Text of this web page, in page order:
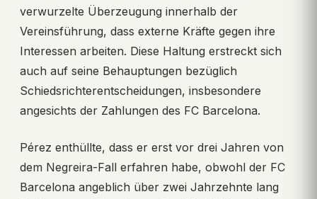
verwurzelte Überzeugung innerhalb der
Vereinsführung, dass externe Kräfte gegen ihre
Interessen arbeiten. Diese Haltung erstreckt sich
auch auf seine Behauptungen bezüglich
Schiedsrichterentscheidungen, insbesondere
angesichts der Zahlungen des FC Barcelona.
Pérez enthüllte, dass er erst vor drei Jahren von
dem Negreira-Fall erfahren habe, obwohl der FC
Barcelona angeblich über zwei Jahrzehnte lang